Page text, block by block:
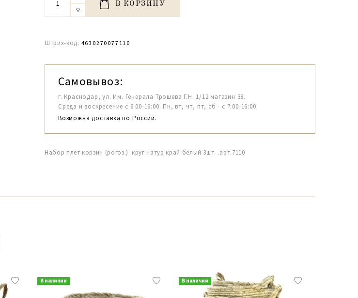
В КОРЗИНУ
Штрих-код: 4630270077110
Самовывоз:
г. Краснодар, ул. Им. Генерала Трошева Г.Н. 1/12 магазин 38.
Среда и воскресение с 6:00-16:00. Пн, вт, чт, пт, сб - с 7:00-16:00.
Возможна доставка по России.
Набор плет.корзин (рогоз.) круг натур край белый 3шт. .арт.7110
В наличии В наличии